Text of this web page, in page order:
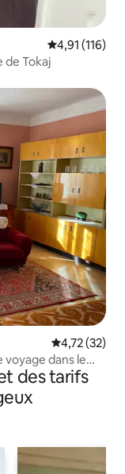
Évaluation
4,91 (116)
de Tokaj
Évaluation
4,72 (32)
voyage dans le
des tarifs